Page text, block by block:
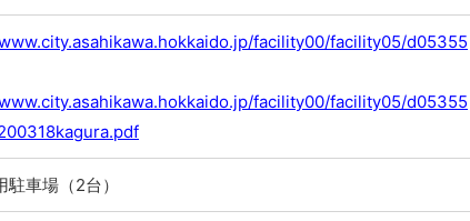
facility00/facility05/d05355
facility00/facility05/d05355
駐車場（2台）